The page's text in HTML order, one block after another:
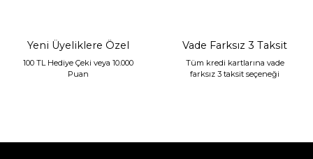
Yeni Üyeliklere Özel
100 TL Hediye Çeki veya 10.000
Puan
Vade Farksız 3 Taksit
Tüm kredi kartlarına vade
farksız 3 taksit seçeneği